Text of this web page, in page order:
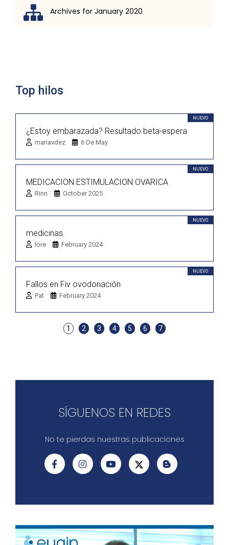
Archives for January 2020
Top hilos
NUEVO
¿Estoy embarazada? Resultado beta-espera
mariavdez 6 De May
NUEVO
MEDICACION ESTIMULACION OVARICA
Rinn October 2025
NUEVO
medicinas
lore February 2024
NUEVO
Fallos en Fiv ovodonación
Pat February 2024
1 2 3 4 5 6 7
SÍGUENOS EN REDES
No te pierdas nuestras publicaciones